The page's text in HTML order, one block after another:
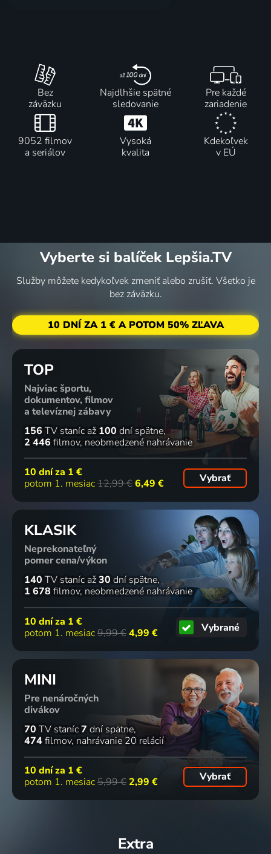
Bez
záväzku
Najdlhšie spätné
sledovanie
Pre každé
zariadenie
9052 filmov
a seriálov
Vysoká
kvalita
Kdekoľvek
v EÚ
Vyberte si balíček Lepšia.TV
Služby môžete kedykoľvek zmeniť alebo zrušiť. Všetko je
bez záväzku.
10 DNÍ ZA 1 € A POTOM 50% ZĽAVA
TOP
Najviac športu,
dokumentov, filmov
a televíznej zábavy
156 TV staníc až 100 dní spätne
2 446 filmov neobmedzené nahrávanie
10 dní za 1 €
potom 1. mesiac12,99 €6,49 € Vybrať
KLASIK
Neprekonateľný
pomer cena/výkon
140 TV staníc až30 dní spätne
1 678 filmov neobmedzené nahrávanie
10 dní za 1 €
potom 1. mesiac9,99 €4,99 € Vybrané
MINI
Pre nenáročných
divákov
70 TV staníc7 dní spätne
474filmov nahrávanie 20 relácií
10 dní za 1 €
potom 1. mesiac5,99 € 2,99 € Vybrať
Extra